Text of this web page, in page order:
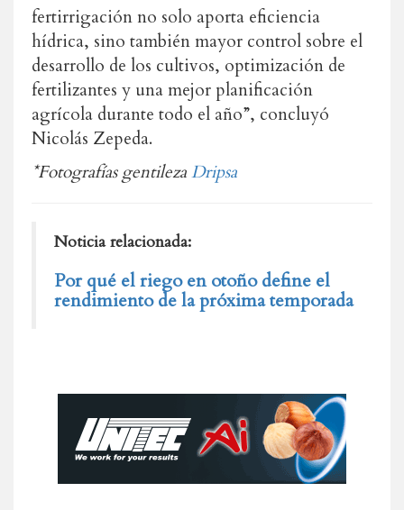
fertirrigación no solo aporta eficiencia
hídrica, sino también mayor control sobre el
desarrollo de los cultivos, optimización de
fertilizantes y una mejor planificación
agrícola durante todo el año”, concluyó
Nicolás Zepeda.
*Fotografías gentilezaDripsa
Noticia relacionada:
Por qué el riego en otoño define el
rendimiento de la próxima temporada